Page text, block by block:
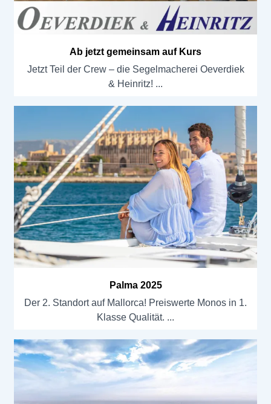
Ab jetzt gemeinsam auf Kurs
Jetzt Teil der Crew – die Segelmacherei Oeverdiek
& Heinritz!
Palma 2025
Der 2. Standort auf Mallorca! Preiswerte Monos in 1.
Klasse Qualität.